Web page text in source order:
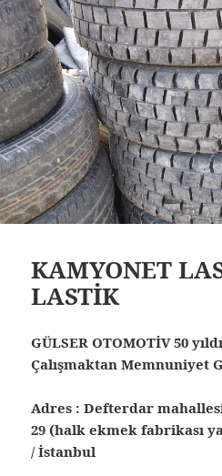
KAMYONET
LASTİK
GÜLSER OTOMOTİV 50
Çalışmaktan
Adres : Defterdar
29 (halk ekmek fabrikası
/ İstanbul